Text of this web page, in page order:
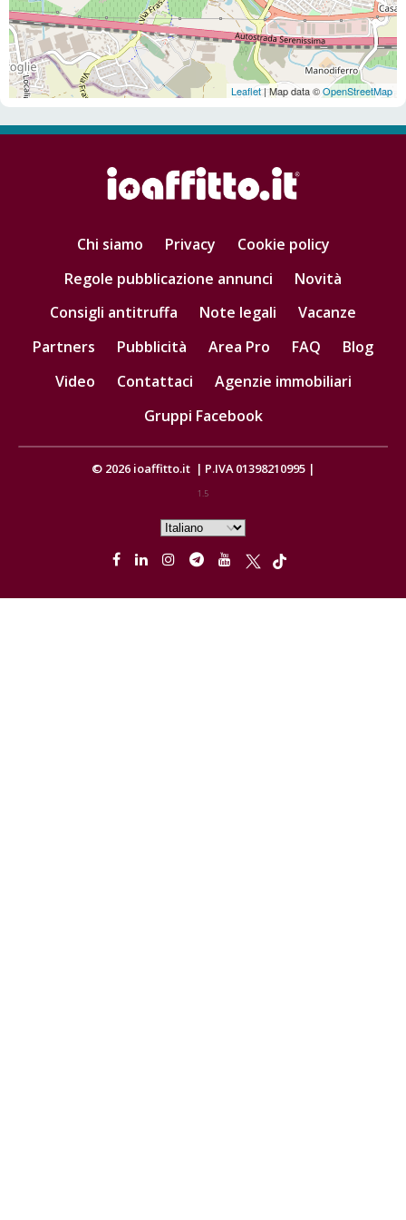
Leaflet| Map data ©OpenStreetMap
Chi siamo Privacy
Cookie policy
Regole pubblicazione annunci
Novità
Consigli antitruffa
Note legali
Vacanze
Partners
Pubblicità Area Pro FAQ
Blog
Video
Contattaci
Agenzie immobiliari
Gruppi Facebook
© 2026 ioaffitto.it | P.IVA 01398210995 |
1.5